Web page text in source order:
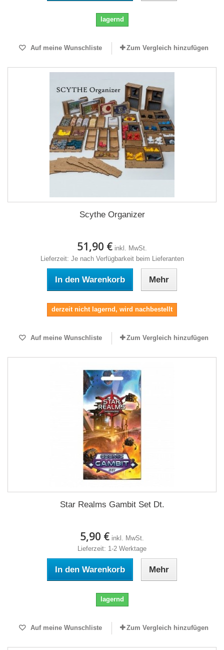
lagernd
Auf meine Wunschliste Zum Vergleich hinzufügen
Scythe Organizer
51,90 € inkl. MwSt.
Lieferzeit: Je nach Verfügbarkeit beim Lieferanten
In den Warenkorb Mehr
derzeit nicht lagernd, wird nachbestellt
Auf meine Wunschliste Zum Vergleich hinzufügen
Star Realms Gambit Set Dt.
5,90 € inkl. MwSt.
Lieferzeit: 1-2 Werktage
In den Warenkorb Mehr
lagernd
Auf meine Wunschliste Zum Vergleich hinzufügen